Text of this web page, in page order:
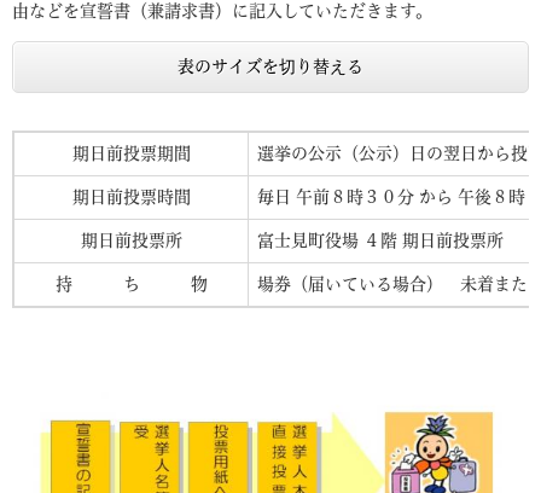
由などを宣誓書（兼請求書）に記入していただきます。
表のサイズを切り替える
期日前投票期間 選挙の公示（公示）日の翌日から投
期日前投票時間 毎日 午前８時３０分 から 午後８時
期日前投票所 富士見町役場 ４階 期日前投票所
持 ち 物 場券（届いている場合） 未着また